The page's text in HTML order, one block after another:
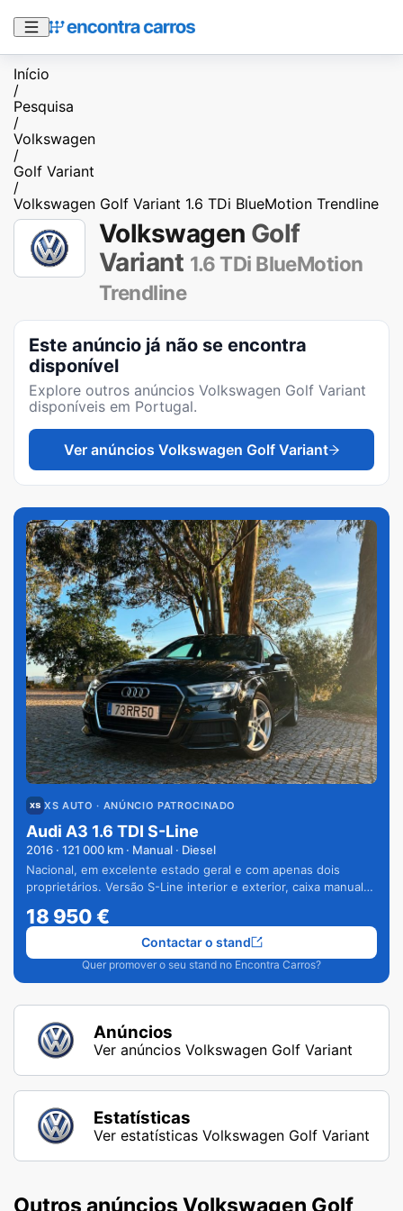
Início
/
Pesquisa
/
Volkswagen
/
Golf Variant
/
Volkswagen Golf Variant 1.6 TDi BlueMotion Trendline
Volkswagen Golf
Variant 1.6 TDi BlueMotion
Trendline
Este anúncio já não se encontra
disponível
Explore outros anúncios Volkswagen Golf Variant
disponíveis em Portugal.
Ver anúncios Volkswagen Golf Variant
XS AUTO · ANÚNCIO PATROCINADO
Audi A3 1.6 TDI S-Line
2016 · 121 000 km · Manual · Diesel
Nacional, em excelente estado geral e com apenas dois
proprietários. Versão S-Line interior e exterior, caixa manual
18 950€
Quer promover o seu stand no Encontra Carros?
Contactar o stand
Anúncios
Ver anúncios Volkswagen Golf Variant
Estatísticas
Ver estatísticas Volkswagen Golf Variant
Outros anúncios Volkswagen Golf